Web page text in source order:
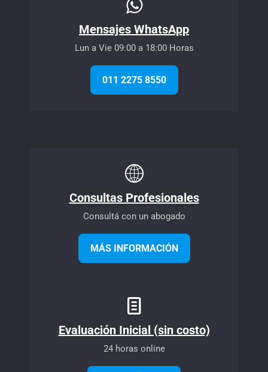
Mensajes WhatsApp
Lun a Vie 09:00 a 18:00 Horas
011 2275 8550
Consultas Profesionales
Consultá con un abogado
MÁS INFORMACIÓN
Evaluación Inicial (sin costo)
24 horas online